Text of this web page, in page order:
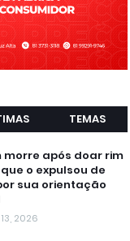
TEMAS
morre após doar rim
o expulsou de
sua orientação
2026